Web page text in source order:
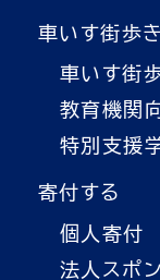
車いす街歩き
車いす街
教育機関
特別支援
寄付する
個人寄付
法人スポ